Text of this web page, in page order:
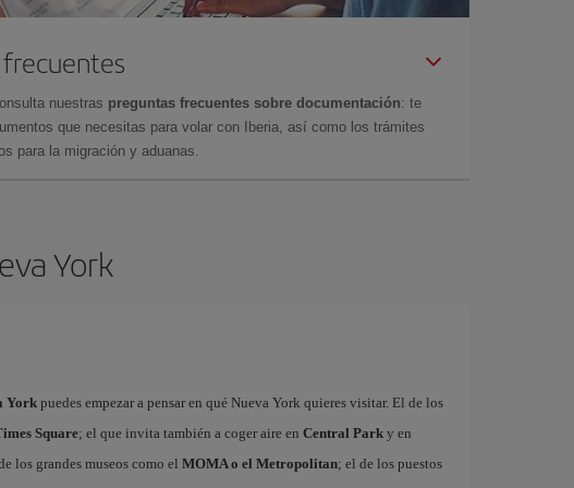
nuestras preguntas frecuentes sobre documentación: te
que necesitas para volar con Iberia, así como los trámites
para la migración y aduanas.
York
Yorkpuedes empezar a pensar en qué Nueva York quieres visitar. El de los
Square; el que invita también a coger aire en Central Parky en
los grandes museos como el MOMA o el Metropolitan; el de los puestos